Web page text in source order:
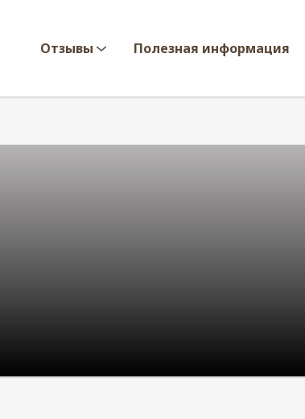
Отзывы Полезная информация